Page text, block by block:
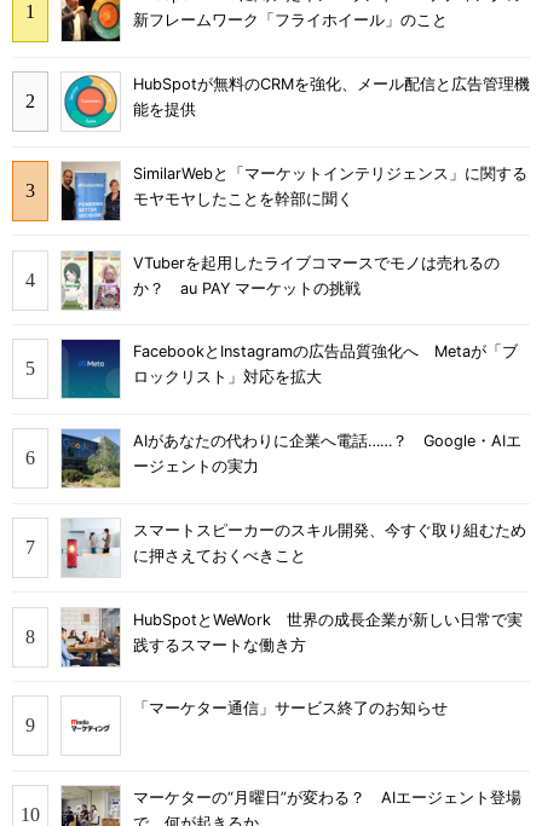
新フレームワーク「フライホイール」のこと
HubSpotが無料のCRMを強化、メール配信と広告管理機
能を提供
SimilarWebと「マーケットインテリジェンス」に関する
モヤモヤしたことを幹部に聞く
VTuberを起用したライブコマースでモノは売れるの
か？ au PAY マーケットの挑戦
FacebookとInstagramの広告品質強化へ Metaが「ブ
ロックリスト」対応を拡大
AIがあなたの代わりに企業へ電話……？ Google・AIエ
ージェントの実力
スマートスピーカーのスキル開発、今すぐ取り組むため
に押さえておくべきこと
HubSpotとWeWork 世界の成長企業が新しい日常で実
践するスマートな働き方
「マーケター通信」サービス終了のお知らせ
マーケターの“月曜日”が変わる？ AIエージェント登場